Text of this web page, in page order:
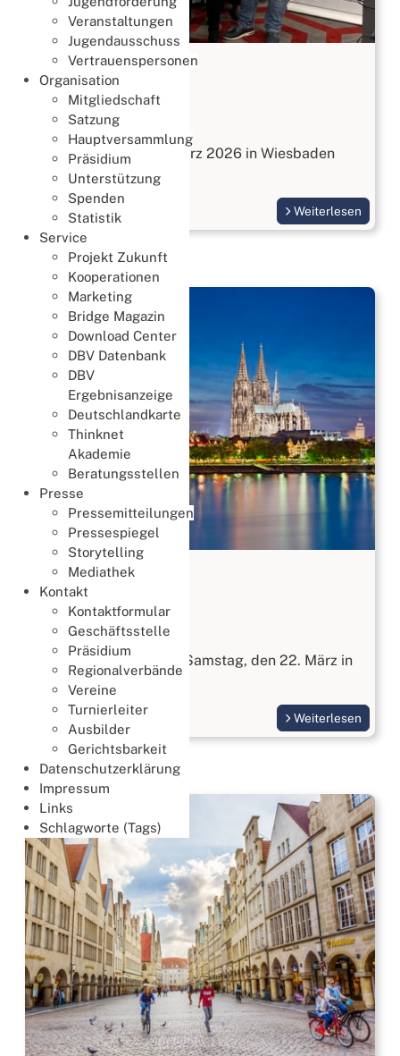
Veranstaltungen
Jugendausschuss
Vertrauenspersonen
Organisation
Mitgliedschaft
Satzung
Hauptversammlung
Präsidium
Unterstützung
Spenden
Statistik
Service
Projekt Zukunft
Kooperationen
Marketing
Bridge Magazin
Download Center
DBV Datenbank
DBV
Ergebnisanzeige
Deutschlandkarte
Thinknet
Akademie
Beratungsstellen
Presse
Pressemitteilungen
Pressespiegel
Storytelling
Mediathek
Kontakt
Kontaktformular
Geschäftsstelle
Präsidium
Regionalverbände
Vereine
Turnierleiter
Ausbilder
Gerichtsbarkeit
Datenschutzerklärung
Impressum
Links
Schlagworte (Tags)
JHV 2026
28. März 2026
JHV
Die JHV fand am 28. März 2026 in Wiesbaden
statt.
Weiterlesen
JHV 2025
28. März 2025
JHV
Die JHV 2025 fand am Samstag, den 22. März in
Köln statt.
Weiterlesen